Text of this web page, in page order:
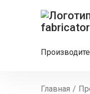
Главная /